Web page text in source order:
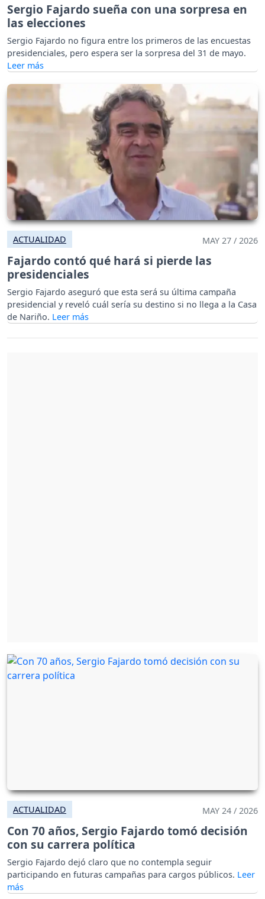
Sergio Fajardo sueña con una sorpresa en
las elecciones
Sergio Fajardo no figura entre los primeros de las encuestas
presidenciales, pero espera ser la sorpresa del 31 de mayo.
ACTUALIDAD MAY 27 / 2026
Fajardo contó qué hará si pierde las
presidenciales
Sergio Fajardo aseguró que esta será su última campaña
presidencial y reveló cuál sería su destino si no llega a la Casa
de Nariño.
ACTUALIDAD MAY 24 / 2026
Con 70 años, Sergio Fajardo tomó decisión
con su carrera política
Sergio Fajardo dejó claro que no contempla seguir
participando en futuras campañas para cargos públicos.